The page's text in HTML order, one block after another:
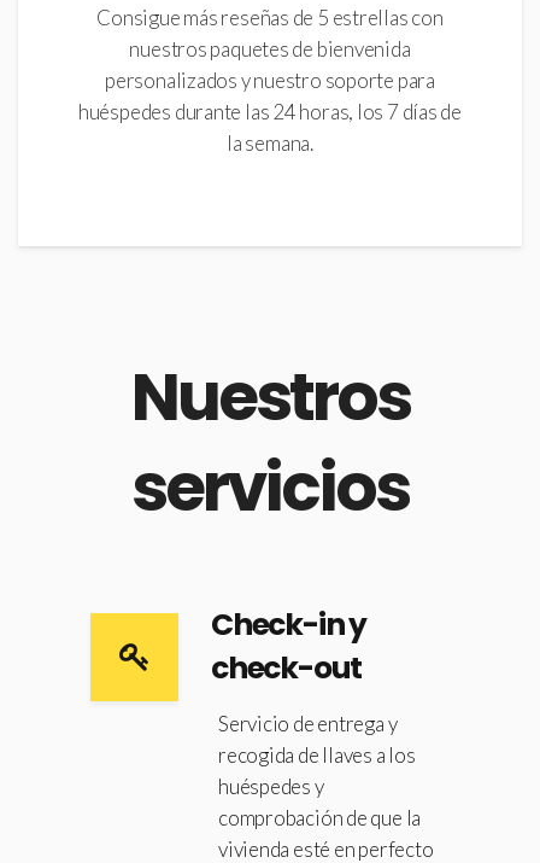
Consigue más reseñas de 5 estrellas con
nuestros paquetes de bienvenida
personalizados y nuestro soporte para
huéspedes durante las 24 horas, los 7 días de
la semana.
Nuestros
servicios
Check-in y
check-out
Servicio de entrega y
recogida de llaves a los
huéspedes y
comprobación de que la
vivienda esté en perfecto